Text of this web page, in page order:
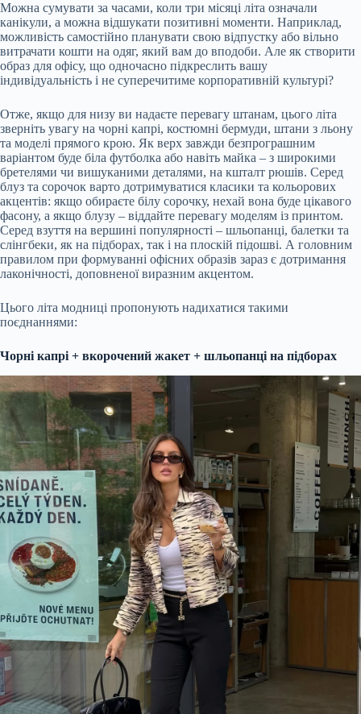
Можна сумувати за часами, коли три місяці літа означали
канікули, а можна відшукати позитивні моменти. Наприклад,
можливість самостійно планувати свою відпустку або вільно
витрачати кошти на одяг, який вам до вподоби. Але як створити
образ для офісу, що одночасно підкреслить вашу
індивідуальність і не суперечитиме корпоративній культурі?
Отже, якщо для низу ви надаєте перевагу штанам, цього літа
зверніть увагу на чорні капрі, костюмні бермуди, штани з льону
та моделі прямого крою. Як верх завжди безпрограшним
варіантом буде біла футболка або навіть майка – з широкими
бретелями чи вишуканими деталями, на кшталт рюшів. Серед
блуз та сорочок варто дотримуватися класики та кольорових
акцентів: якщо обираєте білу сорочку, нехай вона буде цікавого
фасону, а якщо блузу – віддайте перевагу моделям із принтом.
Серед взуття на вершині популярності – шльопанці, балетки та
слінгбеки, як на підборах, так і на плоскій підошві. А головним
правилом при формуванні офісних образів зараз є дотримання
лаконічності, доповненої виразним акцентом.
Цього літа модниці пропонують надихатися такими
поєднаннями:
Чорні капрі + вкорочений жакет + шльопанці на підборах